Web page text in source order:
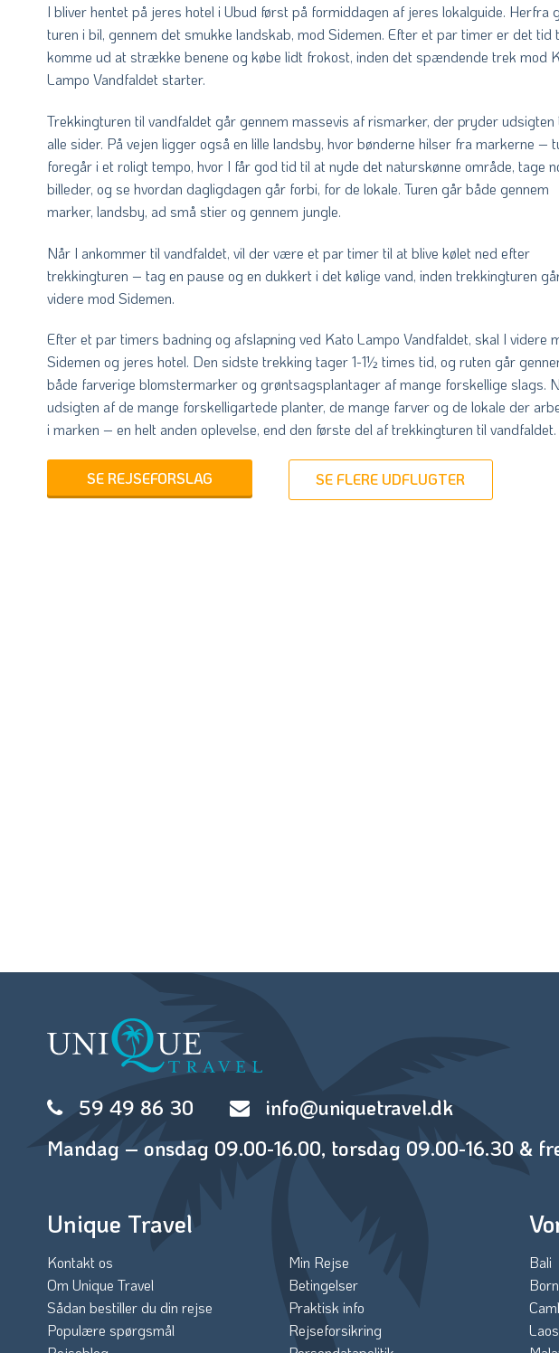
I bliver hentet på jeres hotel i Ubud først på formiddagen af jeres lokalguide. Herfra
turen i bil, gennem det smukke landskab, mod Sidemen. Efter et par timer er det tid
komme ud at strække benene og købe lidt frokost, inden det spændende trek mod
Lampo Vandfaldet starter.
Trekkingturen til vandfaldet går gennem massevis af rismarker, der pryder udsigten
alle sider. På vejen ligger også en lille landsby, hvor bønderne hilser fra markerne –
foregår i et roligt tempo, hvor I får god tid til at nyde det naturskønne område, tage
billeder, og se hvordan dagligdagen går forbi, for de lokale. Turen går både gennem
marker, landsby, ad små stier og gennem jungle.
Når I ankommer til vandfaldet, vil der være et par timer til at blive kølet ned efter
trekkingturen – tag en pause og en dukkert i det kølige vand, inden trekkingturen
videre mod Sidemen.
Efter et par timers badning og afslapning ved Kato Lampo Vandfaldet, skal I videre
Sidemen og jeres hotel. Den sidste trekking tager 1-1½ times tid, og ruten går
både farverige blomstermarker og grøntsagsplantager af mange forskellige slags.
udsigten af de mange forskelligartede planter, de mange farver og de lokale der
i marken – en helt anden oplevelse, end den første del af trekkingturen til vandfaldet.
SE REJSEFORSLAG SE FLERE UDFLUGTER
59 49 86 30
info@uniquetravel.dk
Mandag – onsdag 09.00-16.00, torsdag 09.00-16.30 &
Unique Travel
Kontakt os
Om Unique Travel
Sådan bestiller du din rejse
Populære spørgsmål
Min Rejse
Betingelser
Praktisk info
Rejseforsikring
Bali
Laos